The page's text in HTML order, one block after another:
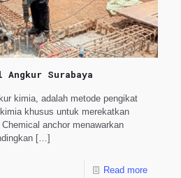
Angkur Surabaya
kimia, adalah metode pengikat
khusus untuk merekatkan
anchor menawarkan
[…]
Read more